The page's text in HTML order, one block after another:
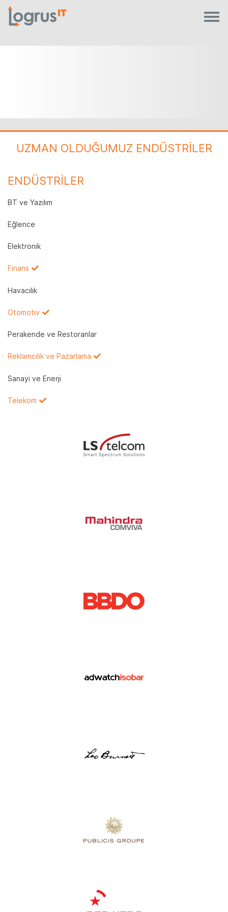
UZMAN OLDUĞUMUZ ENDÜSTRİLER
ENDÜSTRİLER
BT ve Yazılım
Eğlence
Elektronik
Finans
Havacılık
Otomotiv
Perakende ve Restoranlar
Reklamcılık ve Pazarlama
Sanayi ve Enerji
Telekom